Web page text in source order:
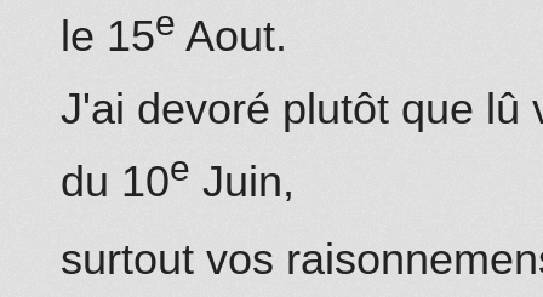
le 15e Aout.
J'ai devoré plutôt que lû
du 10e Juin,
surtout vos